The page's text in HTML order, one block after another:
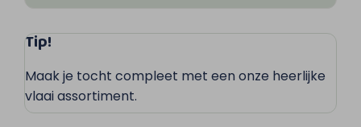
Tip!
Maak je tocht compleet met een onze heerlijke
vlaai assortiment.